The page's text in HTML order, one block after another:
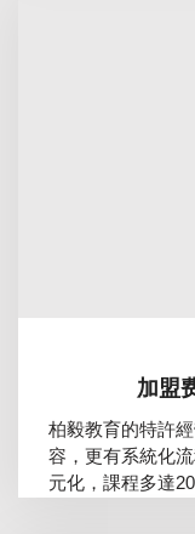
加盟
柏毅教育的特許
容，更有系統化
元化，課程多達